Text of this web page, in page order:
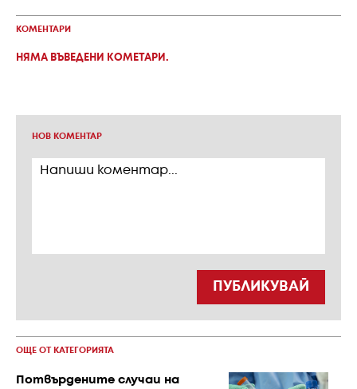
КОМЕНТАРИ
НЯМА ВЪВЕДЕНИ КОМЕТАРИ.
НОВ КОМЕНТАР
ПУБЛИКУВАЙ
ОЩЕ ОТ КАТЕГОРИЯТА
Потвърдените случаи на